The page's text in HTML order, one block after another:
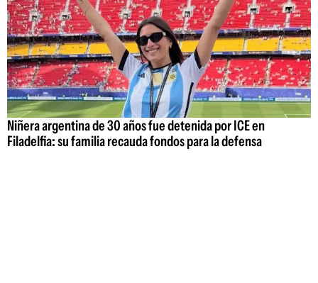
Niñera argentina de 30 años fue detenida por ICE en
Filadelfia: su familia recauda fondos para la defensa